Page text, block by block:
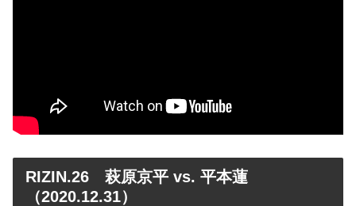
RIZIN.26 萩原京平 vs. 平本蓮
（2020.12.31）